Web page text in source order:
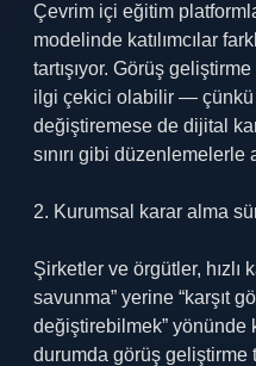
Çevrim içi eğitim
modelinde katılımcılar
tartışıyor. Görüş
ilgi çekici olabilir — çünkü
değiştiremese de dijital
sınırı gibi düzenlemelerle
2. Kurumsal karar alma
Şirketler ve örgütler, hızlı
savunma” yerine “karşıt
değiştirebilmek” yönünde
durumda görüş